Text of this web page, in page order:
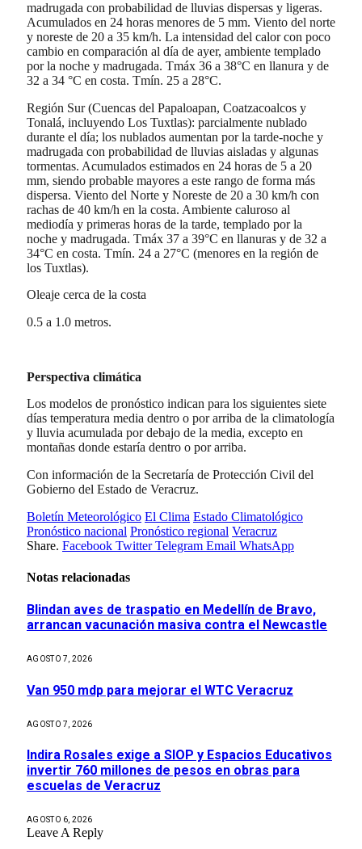
madrugada con probabilidad de lluvias dispersas y ligeras.
Acumulados en 24 horas menores de 5 mm. Viento del norte
y noreste de 20 a 35 km/h. La intensidad del calor con poco
cambio en comparación al día de ayer, ambiente templado
por la noche y madrugada. Tmáx 36 a 38°C en llanura y de
32 a 34 °C en costa. Tmín. 25 a 28°C.
Región Sur (Cuencas del Papaloapan, Coatzacoalcos y
Tonalá, incluyendo Los Tuxtlas): parcialmente nublado
durante el día; los nublados aumentan por la tarde-noche y
madrugada con probabilidad de lluvias aisladas y algunas
tormentas. Acumulados estimados en 24 horas de 5 a 20
mm, siendo probable mayores a este rango de forma más
dispersa. Viento del Norte y Noreste de 20 a 30 km/h con
rachas de 40 km/h en la costa. Ambiente caluroso al
mediodía y primeras horas de la tarde, templado por la
noche y madrugada. Tmáx 37 a 39°C en llanuras y de 32 a
34°C en costa. Tmín. 24 a 27°C (menores en la región de
los Tuxtlas).
Oleaje cerca de la costa
0.5 a 1.0 metros.
Perspectiva climática
Los modelos de pronóstico indican para los siguientes siete
días temperatura media dentro o por arriba de la climatología
y lluvia acumulada por debajo de la media, excepto en
montañas donde estaría dentro o por arriba.
Con información de la Secretaría de Protección Civil del
Gobierno del Estado de Veracruz.
Boletín Meteorológico El Clima Estado Climatológico
Pronóstico nacional Pronóstico regional Veracruz
Share. Facebook Twitter Telegram Email WhatsApp
Notas relacionadas
Blindan aves de traspatio en Medellín de Bravo,
arrancan vacunación masiva contra el Newcastle
AGOSTO 7, 2026
Van 950 mdp para mejorar el WTC Veracruz
AGOSTO 7, 2026
Indira Rosales exige a SIOP y Espacios Educativos
invertir 760 millones de pesos en obras para
escuelas de Veracruz
AGOSTO 6, 2026
Leave A Reply